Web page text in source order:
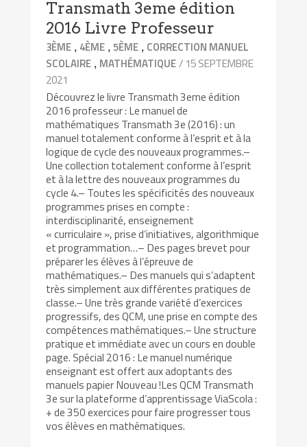
Transmath 3eme édition
2016 Livre Professeur
3ÈME , 4ÈME ,5ÈME , CORRECTION MANUEL
SCOLAIRE , MATHÉMATIQUE/ 15 SEPTEMBRE
2021
Découvrez le livre Transmath 3eme édition
2016 professeur : Le manuel de
mathématiques Transmath 3e (2016) : un
manuel totalement conforme à l’esprit et à la
logique de cycle des nouveaux programmes.–
Une collection totalement conforme à l’esprit
et à la lettre des nouveaux programmes du
cycle 4.– Toutes les spécificités des nouveaux
programmes prises en compte :
interdisciplinarité, enseignement
« curriculaire », prise d’initiatives, algorithmique
et programmation…– Des pages brevet pour
préparer les élèves à l’épreuve de
mathématiques.– Des manuels qui s’adaptent
très simplement aux différentes pratiques de
classe.– Une très grande variété d’exercices
progressifs, des QCM, une prise en compte des
compétences mathématiques.– Une structure
pratique et immédiate avec un cours en double
page. Spécial 2016 : Le manuel numérique
enseignant est offert aux adoptants des
manuels papier Nouveau !Les QCM Transmath
3e sur la plateforme d’apprentissage ViaScola :
+ de 350 exercices pour faire progresser tous
vos élèves en mathématiques.